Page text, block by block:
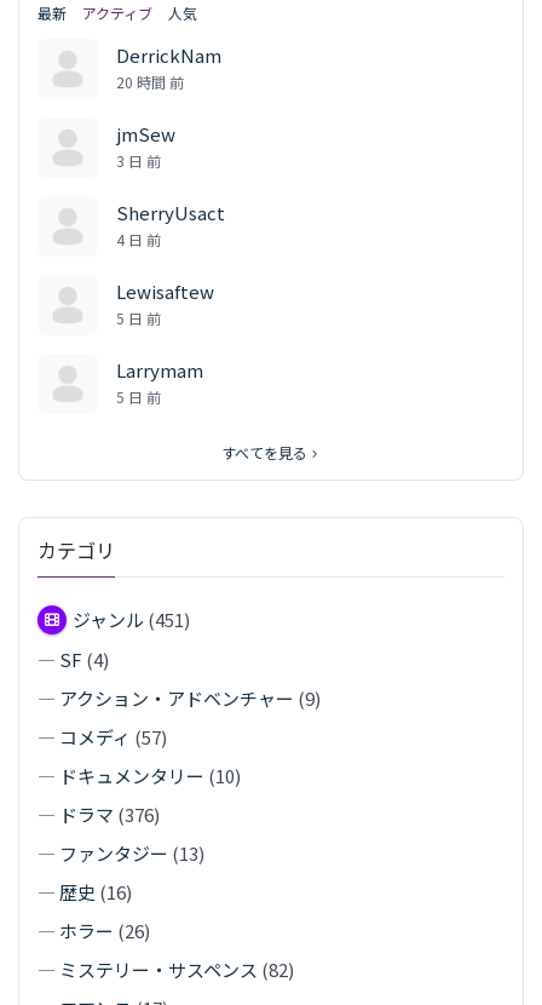
最新 アクティブ 人気
DerrickNam
20 時間 前
jmSew
3 日 前
SherryUsact
4 日 前
Lewisaftew
5 日 前
Larrymam
5 日 前
すべてを見る
カテゴリ
ジャンル (451)
— SF (4)
— アクション・アドベンチャー (9)
— コメディ (57)
— ドキュメンタリー (10)
— ドラマ (376)
— ファンタジー (13)
— 歴史 (16)
— ホラー (26)
— ミステリー・サスペンス (82)